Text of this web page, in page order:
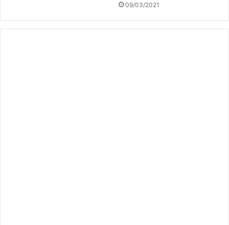
09/03/2021